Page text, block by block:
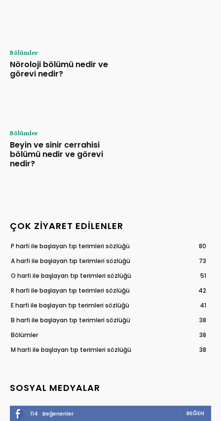
Bölümler
Nöroloji bölümü nedir ve
görevi nedir?
Bölümler
Beyin ve sinir cerrahisi
bölümü nedir ve görevi
nedir?
ÇOK ZIYARET EDILENLER
P harfi ile başlayan tıp terimleri sözlüğü
80
A harfi ile başlayan tıp terimleri sözlüğü
73
O harfi ile başlayan tıp terimleri sözlüğü
51
R harfi ile başlayan tıp terimleri sözlüğü
42
E harfi ile başlayan tıp terimleri sözlüğü
41
B harfi ile başlayan tıp terimleri sözlüğü
38
Bölümler
38
M harfi ile başlayan tıp terimleri sözlüğü
38
SOSYAL MEDYALAR
114 Beğenenler BEĞEN